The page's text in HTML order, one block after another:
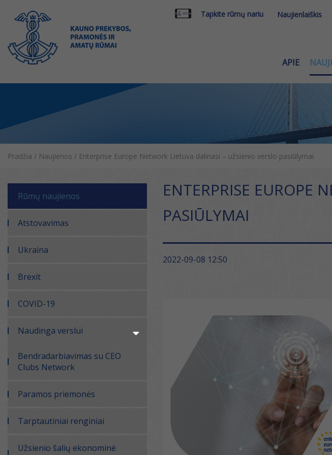
Tapkite rūmų nariu Naujienlaiškis
APIE
Pradžia / Naujienos / Enterprise Europe Network Lietuva dalinasi – užsienio verslo pasiūlymai
Rūmų naujienos
Atstovavimas
Ukraina
Brexit
COVID-19
Naudinga verslui
Bendradarbiavimas su CEO
Clubs Network
Paramos priemonės
Tarptautiniai renginiai
Užsienio šalių ekonominė
ENTERPRISE EUROPE
PASIŪLYMAI
2022-09-08 12:50